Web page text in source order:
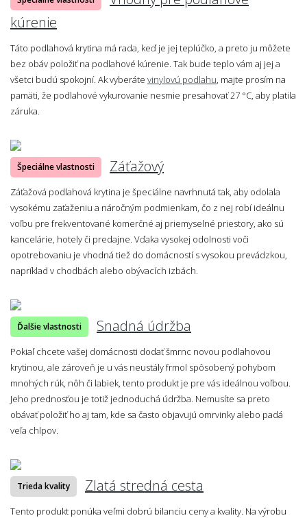
kúrenie
Táto podlahová krytina má rada, keď je jej teplúčko, a preto ju môžete
bez obáv položiť na podlahové kúrenie. Tak bude teplo vám aj jej a
všetci budú spokojní. Ak vyberáte vinylovú podlahu , majte prosím na
pamäti, že podlahové vykurovanie nesmie presahovať 27 °C, aby platila
záruka.
Špeciálne vlastnosti Záťažový
Záťažová podlahová krytina je špeciálne navrhnutá tak, aby odolala
vysokému zaťaženiu a náročným podmienkam, čo z nej robí ideálnu
voľbu pre frekventované komerčné aj priemyselné priestory, ako sú
kancelárie, hotely či predajne. Vďaka vysokej odolnosti voči
opotrebovaniu je vhodná tiež do domácností s vysokou prevádzkou,
napríklad v chodbách alebo obývacích izbách.
Ďalšie vlastnosti Snadná údržba
Pokiaľ chcete vašej domácnosti dodať šmrnc novou podlahovou
krytinou, ale zároveň je u vás neustály frmol spôsobený pohybom
mnohých rúk, nôh či labiek, tento produkt je pre vás ideálnou voľbou.
Jeho prednosťou je totiž jednoduchá údržba. Nemusíte sa preto
obávať položiť ho aj tam, kde sa často objavujú omrvinky alebo padá
veľa chlpov.
Trieda kvality Zlatá stredná cesta
Tento produkt ponúka veľmi dobrú bilanciu ceny a kvality. Na výrobu